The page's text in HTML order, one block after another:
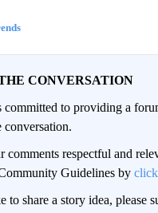
CONVERSATION
to providing a
conversation.
comments respectful and
Guidelines by
share a story idea, please